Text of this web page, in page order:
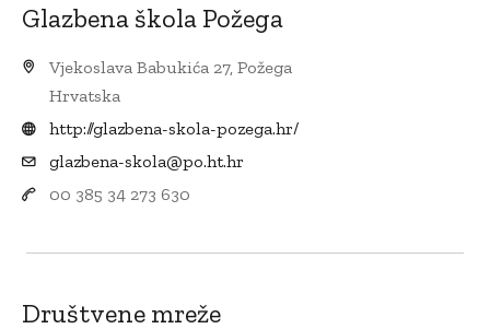
Glazbena škola Požega
Vjekoslava Babukića 27, Požega
Hrvatska
http://glazbena-skola-pozega.hr/
glazbena-skola@po.ht.hr
00 385 34 273 630
Društvene mreže